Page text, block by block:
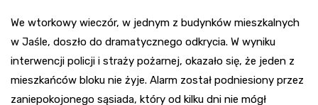
We wtorkowy wieczór, w jednym z budynków mieszkalnych
w Jaśle, doszło do dramatycznego odkrycia. W wyniku
interwencji policji i straży pożarnej, okazało się, że jeden z
mieszkańców bloku nie żyje. Alarm został podniesiony przez
zaniepokojonego sąsiada, który od kilku dni nie mógł